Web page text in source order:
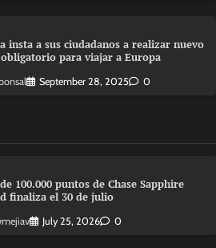
insta a sus ciudadanos a realizar nuevo
para viajar a Europa
September 28, 2025 0
100.000 puntos de Chase Sapphire
finaliza el 30 de julio
July 25, 2026 0